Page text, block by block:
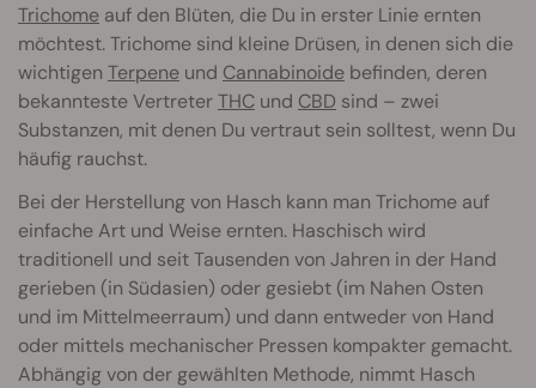
Trichome auf den Blüten, die Du in erster Linie ernten
möchtest. Trichome sind kleine Drüsen, in denen sich die
wichtigen Terpene und Cannabinoide befinden, deren
bekannteste VertreterTHC und CBD sind – zwei
Substanzen, mit denen Du vertraut sein solltest, wenn Du
häufig rauchst.
Bei der Herstellung von Hasch kann man Trichome auf
einfache Art und Weise ernten. Haschisch wird
traditionell und seit Tausenden von Jahren in der Hand
gerieben (in Südasien) oder gesiebt (im Nahen Osten
und im Mittelmeerraum) und dann entweder von Hand
oder mittels mechanischer Pressen kompakter gemacht.
Abhängig von der gewählten Methode, nimmt Hasch